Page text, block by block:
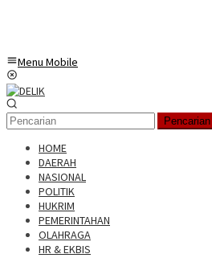
Menu Mobile
Pencarian
HOME
DAERAH
NASIONAL
POLITIK
HUKRIM
PEMERINTAHAN
OLAHRAGA
HR & EKBIS